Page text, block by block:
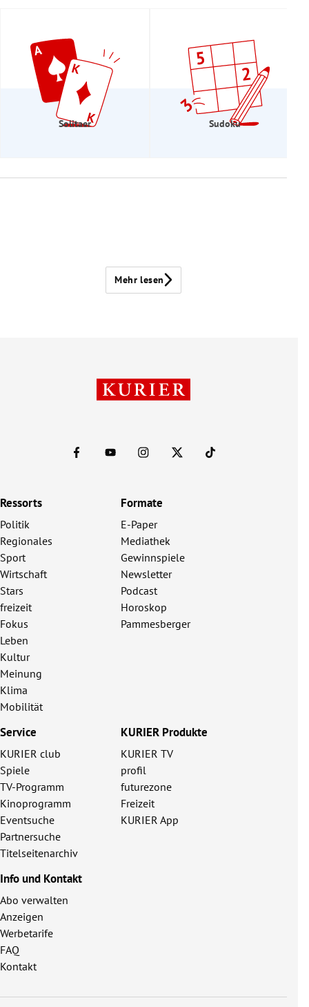
Solitaer Sudoku
Mehr lesen
Ressorts
Politik
Regionales
Sport
Wirtschaft
Stars
freizeit
Fokus
Leben
Kultur
Meinung
Klima
Mobilität
Formate
E-Paper
Mediathek
Gewinnspiele
Newsletter
Podcast
Horoskop
Pammesberger
Service
KURIER club
Spiele
TV-Programm
Kinoprogramm
Eventsuche
Partnersuche
Titelseitenarchiv
KURIER Produkte
KURIER TV
profil
futurezone
Freizeit
KURIER App
Info und Kontakt
Abo verwalten
Anzeigen
Werbetarife
FAQ
Kontakt